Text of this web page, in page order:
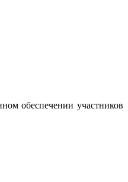
обеспечении участников